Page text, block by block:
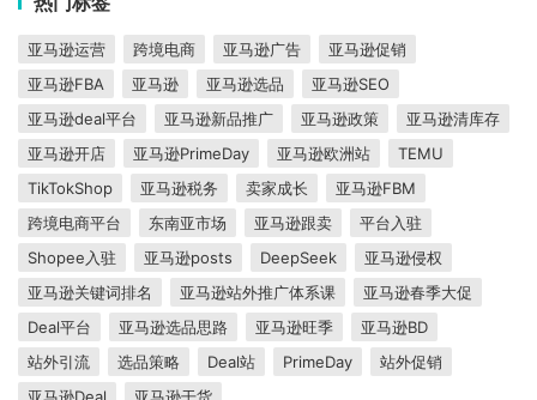
亚马逊运营 跨境电商 亚马逊广告
亚马逊促销
亚马逊FBA
亚马逊 亚马逊选品
亚马逊SEO
亚马逊deal平台
亚马逊新品推广 亚马逊政策
亚马逊清库存
亚马逊开店
亚马逊PrimeDay 亚马逊欧洲站
TEMU
TikTokShop
亚马逊税务 卖家成长
亚马逊FBM
跨境电商平台
东南亚市场 亚马逊跟卖
平台入驻
Shopee入驻
亚马逊posts DeepSeek
亚马逊侵权
亚马逊关键词排名
亚马逊站外推广体系课
亚马逊春季大促
Deal平台
亚马逊选品思路 亚马逊旺季
亚马逊BD
站外引流
选品策略 Deal站 PrimeDay
站外促销